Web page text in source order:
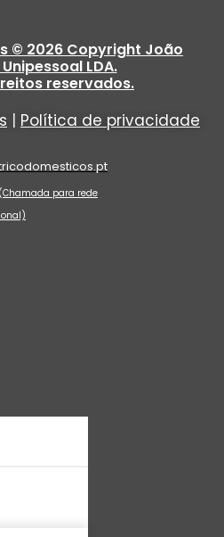
© 2026 Copyright João
LDA.
reservados.
| Política de privacidade
(Chamada para rede